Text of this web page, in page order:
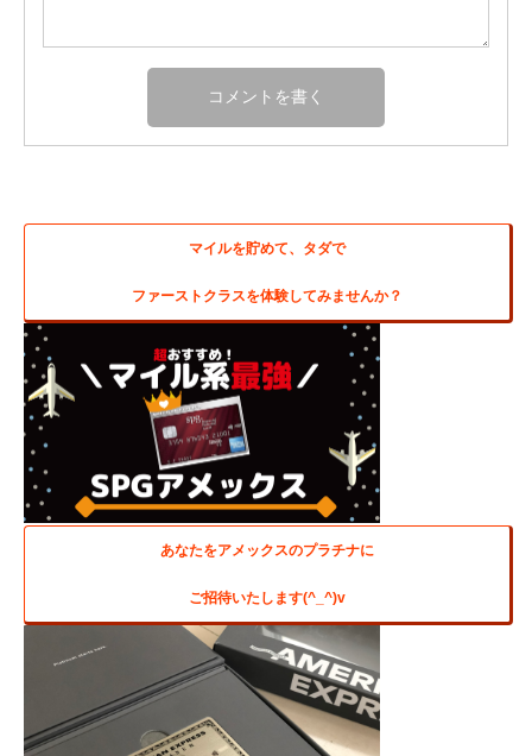
マイルを貯めて、タダで
ファーストクラスを体験してみませんか？
あなたをアメックスのプラチナに
ご招待いたします(^_^)v